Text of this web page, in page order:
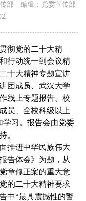
部
编辑：党委宣传部
彻党的二十大精
行动统一到会议精
十大精神专题宣讲
团成员、武汉大学
线上专题报告。校
员、全校科级以上
学习。报告会由党委
。
推进中华民族伟大
告体会》为题，从
章修正案的重大意
的二十大精神要求
中“最具震撼性的警